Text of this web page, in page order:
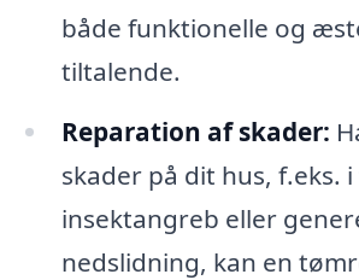
både funktionelle og
tiltalende.
Reparation af skader:
skader på dit hus, f.eks.
insektangreb eller
nedslidning, kan en